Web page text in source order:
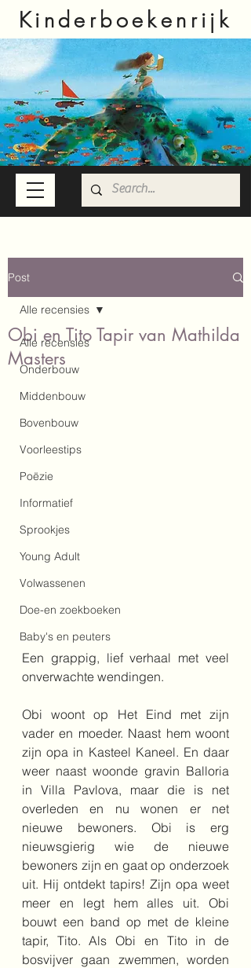
Kinderboekenrijk
Post
Alle recensies
Onderbouw
Middenbouw
Bovenbouw
Voorleestips
Poëzie
Informatief
Sprookjes
Young Adult
Volwassenen
Doe-en zoekboeken
Baby's en peuters
Alle recensies
Obi en Tito Tapir van Mathilda
Masters
Een grappig, lief verhaal met veel
onverwachte wendingen.
Obi woont op Het Eind met zijn
vader en moeder. Naast hem woont
zijn opa in Kasteel Kaneel. En daar
weer naast woonde gravin Balloria
in Villa Pavlova, maar die is net
overleden en nu wonen er net
nieuwe bewoners. Obi is erg
nieuwsgierig wie de nieuwe
bewoners zijn en gaat op onderzoek
uit. Hij ontdekt tapirs! Zijn opa weet
meer en legt hem alles uit. Obi
bouwt een band op met de kleine
tapir, Tito. Als Obi en Tito in de
bosvijver gaan zwemmen, worden